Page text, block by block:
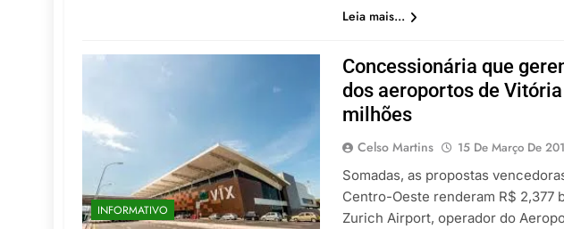
Leia mais...
INFORMATIVO
Concessionária que
dos aeroportos de
milhões
Celso Martins 15 De Março De
Somadas, as propostas
Centro-Oeste renderam R$ 2,377
Zurich Airport, operador do